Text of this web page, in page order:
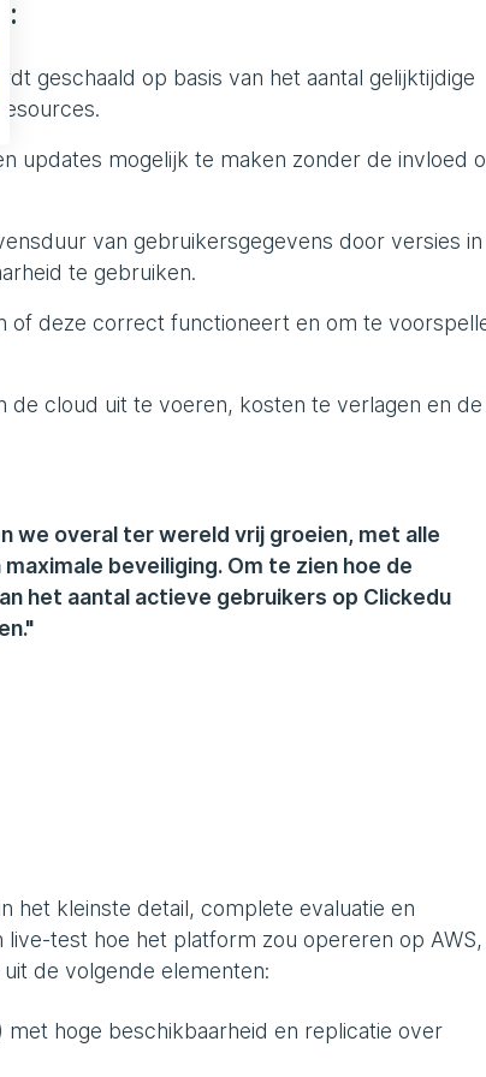
geschaald op basis van het aantal gelijktijdige
updates mogelijk te maken zonder de invloed
van gebruikersgegevens door versies in
te gebruiken.
of deze correct functioneert en om te
de cloud uit te voeren, kosten te verlagen en de
we overal ter wereld vrij groeien, met alle
beveiliging. Om te zien hoe de
het aantal actieve gebruikers op Clickedu
het kleinste detail, complete evaluatie en
test hoe het platform zou opereren op AWS,
de volgende elementen:
hoge beschikbaarheid en replicatie over